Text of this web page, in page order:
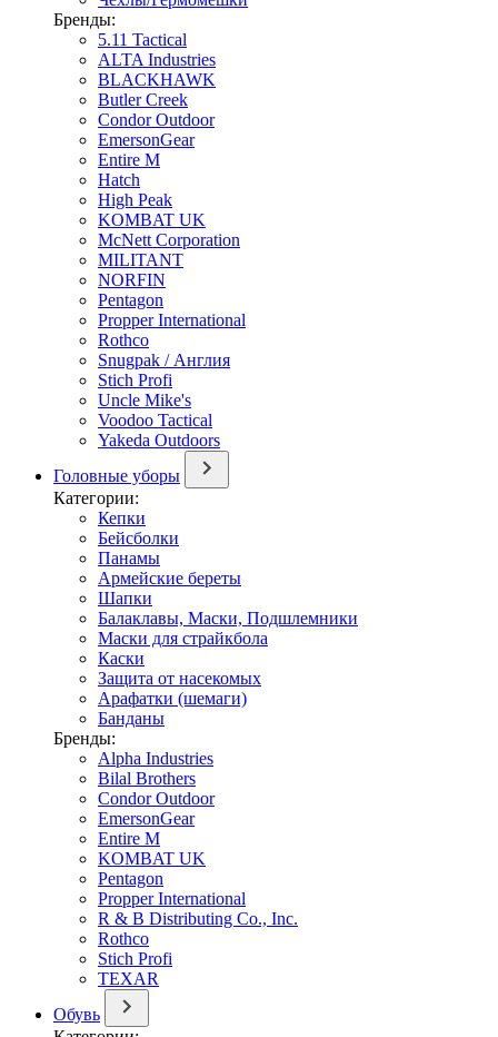
Бренды:
5.11 Tactical
ALTA Industries
BLACKHAWK
Butler Creek
Condor Outdoor
EmersonGear
Entire M
Hatch
High Peak
KOMBAT UK
McNett Corporation
MILITANT
NORFIN
Pentagon
Propper International
Rothco
Snugpak / Англия
Stich Profi
Uncle Mike's
Voodoo Tactical
Yakeda Outdoors
Головные уборы
Категории:
Кепки
Бейсболки
Панамы
Армейские береты
Шапки
Балаклавы, Маски, Подшлемники
Маски для страйкбола
Каски
Защита от насекомых
Арафатки (шемаги)
Банданы
Бренды:
Alpha Industries
Bilal Brothers
Condor Outdoor
EmersonGear
Entire M
KOMBAT UK
Pentagon
Propper International
R & B Distributing Co., Inc.
Rothco
Stich Profi
TEXAR
Обувь